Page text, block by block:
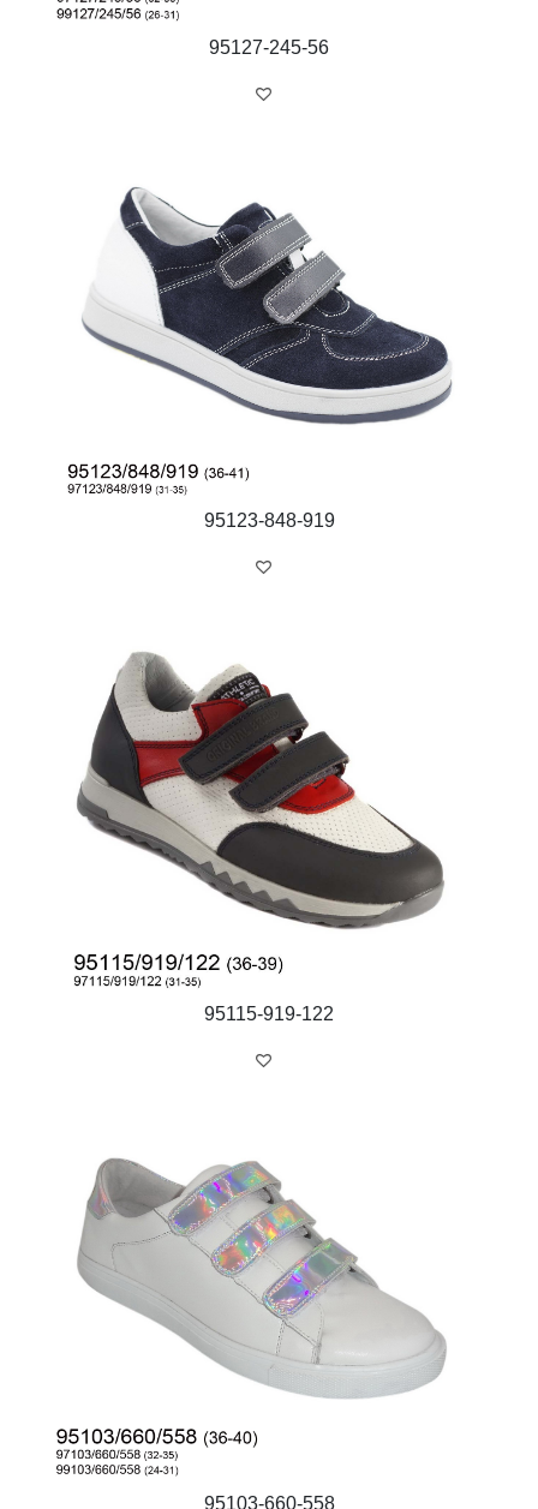
95127-245-56
95123-848-919
95115-919-122
95103-660-558
тел:(04594) 6-70-27
Понеділок
9:00 - 17:00
Вівторок
9:00 - 17:00
Середа
9:00 - 17:00
9:00 - 17:00
9:00 - 17:00
© 2018 BISTFOR